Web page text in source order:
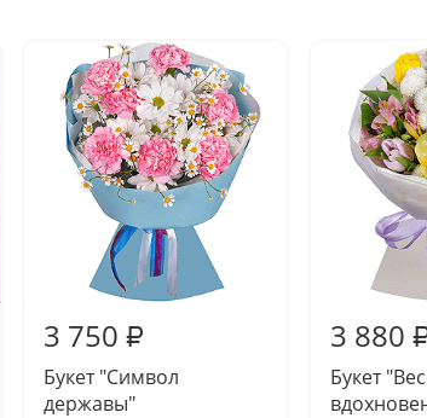
3 750 ₽
Букет "Символ
державы"
3 880
Букет